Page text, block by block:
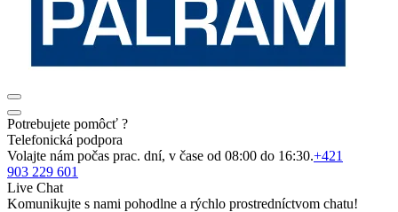
Potrebujete pomôcť ?
Telefonická podpora
Volajte nám počas prac. dní, v čase od 08:00 do 16:30.+421
903 229 601
Live Chat
Komunikujte s nami pohodlne a rýchlo prostredníctvom chatu!